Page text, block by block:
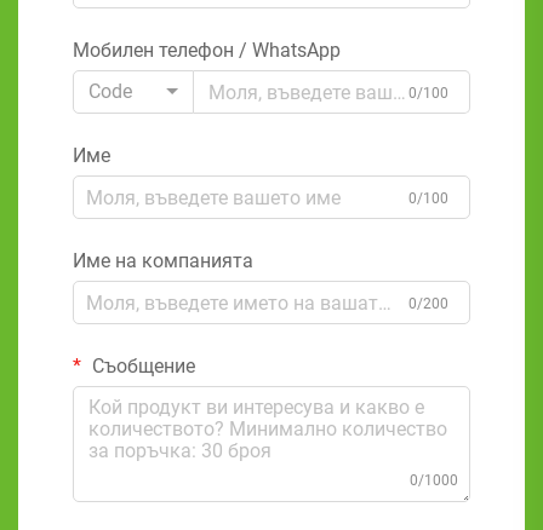
Мобилен телефон / WhatsApp
Code
0/100
Име
0/100
Име на компанията
0/200
Съобщение
0/1000